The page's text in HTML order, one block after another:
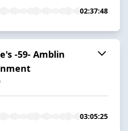
02:37:48
-59- Amblin
03:05:25